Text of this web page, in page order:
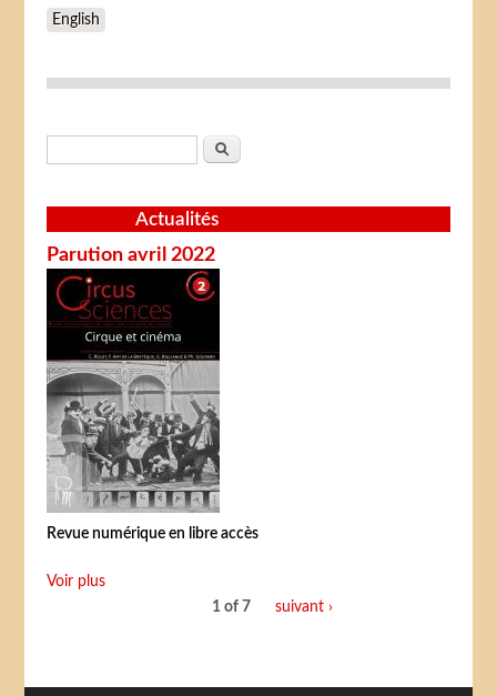
English
Formulaire de recherche
Rechercher
Actualités
Parution avril 2022
Revue numérique en libre accès
Voir plus
1 of 7
suivant ›